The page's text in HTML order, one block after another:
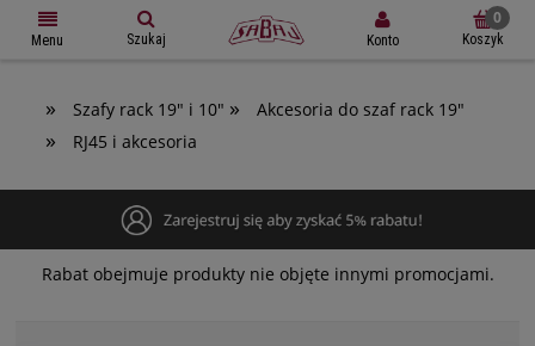
Menu Szukaj Konto Koszyk
» Szafy rack 19" i 10" » Akcesoria do szaf rack 19"
» RJ45 i akcesoria
Rabat obejmuje produkty nie objęte innymi promocjami.